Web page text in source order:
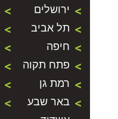
ירושלים
תל אביב
חיפה
פתח תקוה
רמת גן
באר שבע